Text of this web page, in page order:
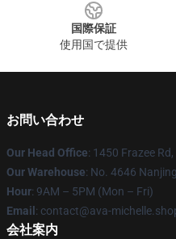
国際保証
使用国で提供
お問い合わせ
Our Head Office: 1450 Frazee
Our Warehouse: No. 4646
Hour: 9AM – 5PM (Mon – Fri)
Email : contact@ava-
会社案内